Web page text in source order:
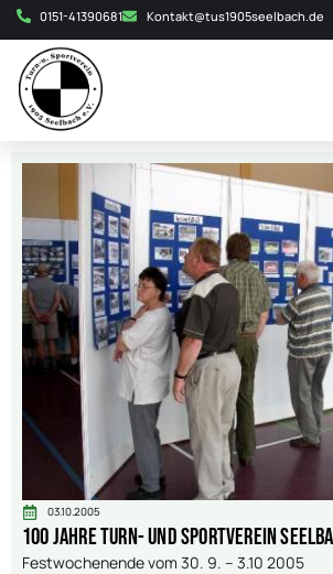
0151-41390681 Kontakt@tus1905seelbach.de
03.10.2005
100 Jahre Turn- und Sportverein
Festwochenende vom 30. 9. – 3.10 2005